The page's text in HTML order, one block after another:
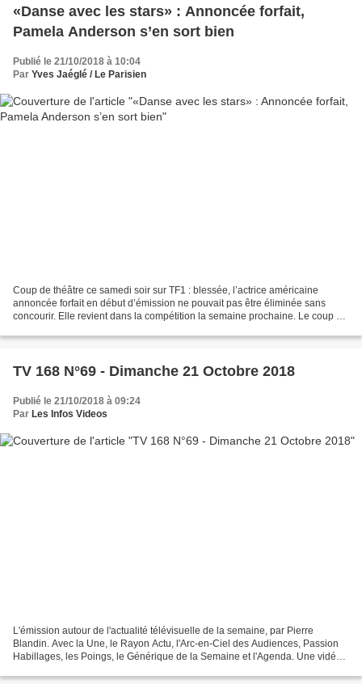
«Danse avec les stars» : Annoncée forfait,
Pamela Anderson s’en sort bien
Publié le 21/10/2018 à 10:04
Par Yves Jaéglé / Le Parisien
Coup de théâtre ce samedi soir sur TF1 : blessée, l’actrice américaine
annoncée forfait en début d’émission ne pouvait pas être éliminée sans
concourir. Elle revient dans la compétition la semaine prochaine. Le coup de
TV 168 N°69 - Dimanche 21 Octobre 2018
Publié le 21/10/2018 à 09:24
Par Les Infos Videos
L'émission autour de l'actualité télévisuelle de la semaine, par Pierre
Blandin. Avec la Une, le Rayon Actu, l'Arc-en-Ciel des Audiences, Passion
Habillages, les Poings, le Générique de la Semaine et l'Agenda. Une vidéo